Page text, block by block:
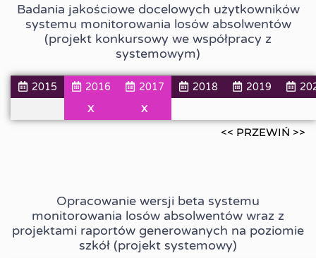
Badania jakościowe docelowych użytkowników
systemu monitorowania losów absolwentów
(projekt konkursowy we współpracy z
systemowym)
2015 2016 2017 2018 2019
X X
<< PRZEWIŃ >>
Opracowanie wersji beta systemu
monitorowania losów absolwentów wraz z
projektami raportów generowanych na poziomie
szkół (projekt systemowy)